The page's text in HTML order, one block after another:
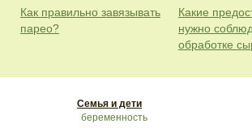
Как правильно завязывать
парео?
Какие
нужно
обработке
Семья и дети
беременность